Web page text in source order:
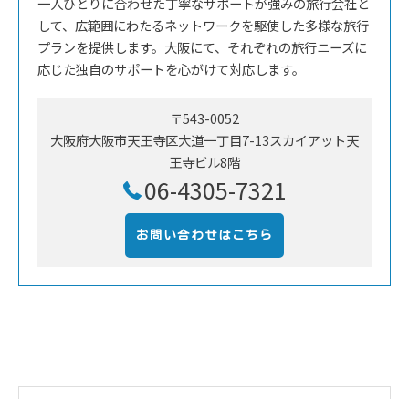
して、広範囲にわたるネットワークを駆使した多様な旅行
プランを提供します。大阪にて、それぞれの旅行ニーズに
応じた独自のサポートを心がけて対応します。
〒543-0052
大阪府大阪市天王寺区大道一丁目7-13スカイアット天
王寺ビル8階
06-4305-7321
お問い合わせはこちら